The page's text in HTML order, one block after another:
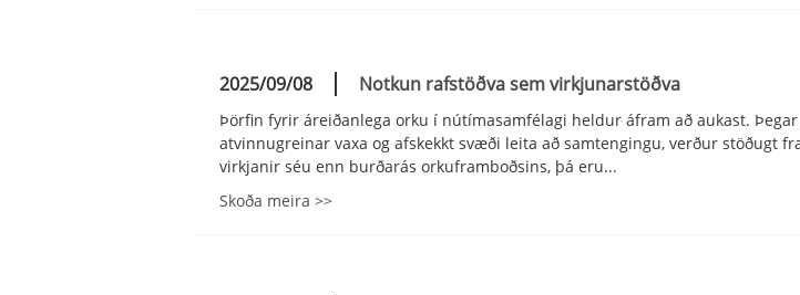
2025/09/08 Notkun rafstöðva sem virkjunarstöðva
Þörfin fyrir áreiðanlega orku í nútímasamfélagi heldur áfram að aukast.
atvinnugreinar vaxa og afskekkt svæði leita að samtengingu, verður stöðugt
virkjanir séu enn burðarás orkuframboðsins, þá eru...
Skoða meira >>